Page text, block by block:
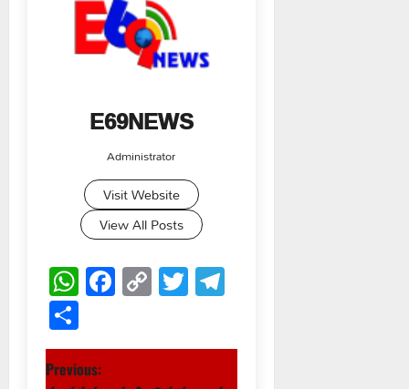
E69NEWS
Administrator
Visit Website
View All Posts
WhatsApp
Facebook
Copy
Link
Twitter
P
Previous: